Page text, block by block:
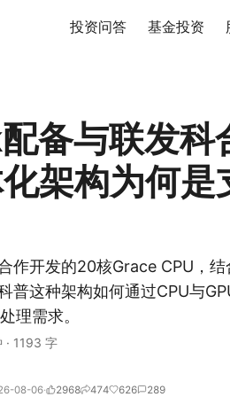
投资问答 基金投资
备与联发
架构为何是
作开发的20核Grace CPU，
普这种架构如何通过CPU与
理需求。
· 1193 字
08-06 2968 474 626 289